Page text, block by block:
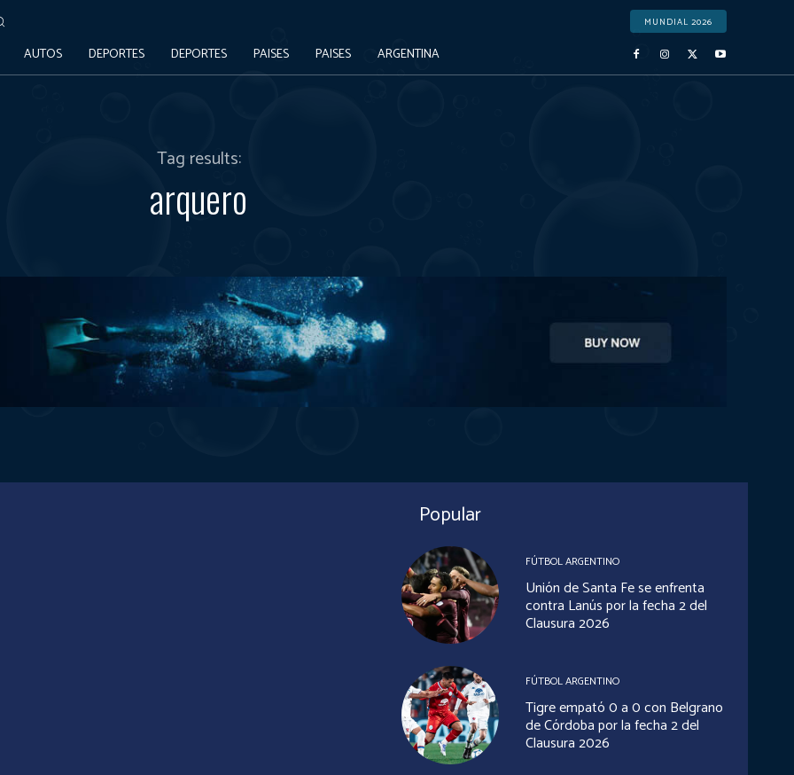
MUNDIAL 2026
AUTOS DEPORTES DEPORTES PAISES PAISES ARGENTINA
Tag results:
arquero
Popular
FÚTBOL ARGENTINO
Unión de Santa Fe se enfrenta
contra Lanús por la fecha 2 del
Clausura 2026
FÚTBOL ARGENTINO
Tigre empató 0 a 0 con Belgrano
de Córdoba por la fecha 2 del
Clausura 2026